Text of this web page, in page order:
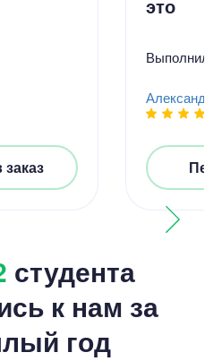
это
Выполнил
Александр
студента
к нам за
год